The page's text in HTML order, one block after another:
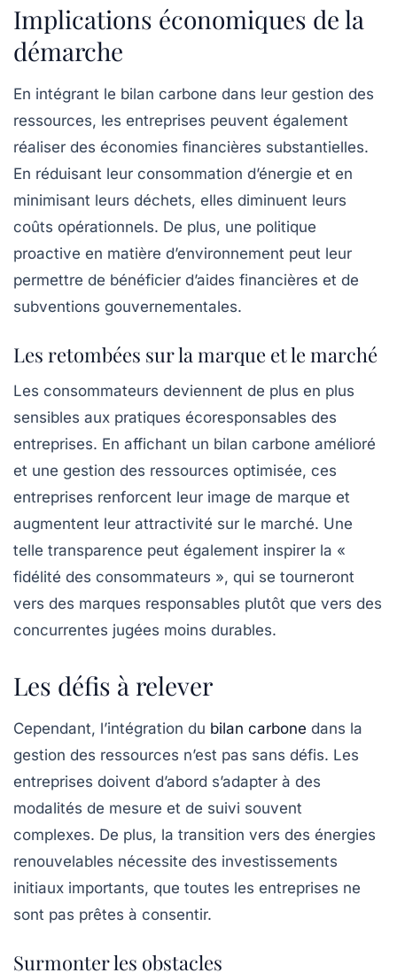
Implications économiques de la
démarche
En intégrant le bilan carbone dans leur gestion des
ressources, les entreprises peuvent également
réaliser des économies financières substantielles.
En réduisant leur consommation d’énergie et en
minimisant leurs déchets, elles diminuent leurs
coûts opérationnels. De plus, une politique
proactive en matière d’environnement peut leur
permettre de bénéficier d’aides financières et de
subventions gouvernementales.
Les retombées sur la marque et le marché
Les consommateurs deviennent de plus en plus
sensibles aux pratiques écoresponsables des
entreprises. En affichant un bilan carbone amélioré
et une gestion des ressources optimisée, ces
entreprises renforcent leur image de marque et
augmentent leur attractivité sur le marché. Une
telle transparence peut également inspirer la «
fidélité des consommateurs », qui se tourneront
vers des marques responsables plutôt que vers des
concurrentes jugées moins durables.
Les défis à relever
Cependant, l’intégration du bilan carbone dans la
gestion des ressources n’est pas sans défis. Les
entreprises doivent d’abord s’adapter à des
modalités de mesure et de suivi souvent
complexes. De plus, la transition vers des énergies
renouvelables nécessite des investissements
initiaux importants, que toutes les entreprises ne
sont pas prêtes à consentir.
Surmonter les obstacles